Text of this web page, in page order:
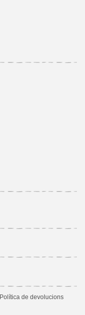
Política de devolucions